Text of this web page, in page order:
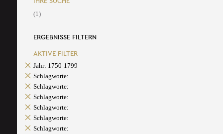
(1)
ERGEBNISSE FILTERN
AKTIVE FILTER
Jahr: 1750-1799
Schlagworte:
Schlagworte:
Schlagworte:
Schlagworte:
Schlagworte:
Schlagworte: